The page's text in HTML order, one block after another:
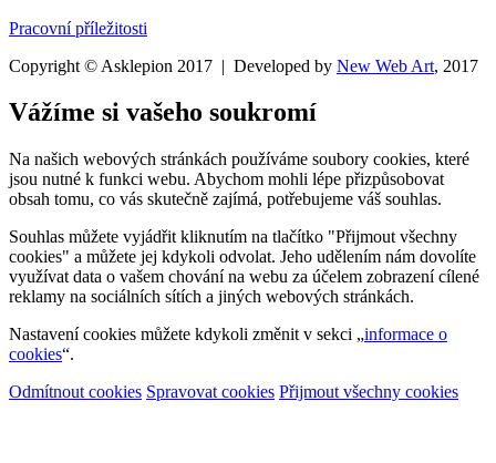
Pracovní příležitosti
Copyright © Asklepion 2017 | Developed by New Web Art, 2017
Vážíme si vašeho soukromí
Na našich webových stránkách používáme soubory cookies, které
jsou nutné k funkci webu. Abychom mohli lépe přizpůsobovat
obsah tomu, co vás skutečně zajímá, potřebujeme váš souhlas.
Souhlas můžete vyjádřit kliknutím na tlačítko "Přijmout všechny
cookies" a můžete jej kdykoli odvolat. Jeho udělením nám dovolíte
využívat data o vašem chování na webu za účelem zobrazení cílené
reklamy na sociálních sítích a jiných webových stránkách.
Nastavení cookies můžete kdykoli změnit v sekci „informace o
cookies“.
Odmítnout cookies Spravovat cookies Přijmout všechny cookies